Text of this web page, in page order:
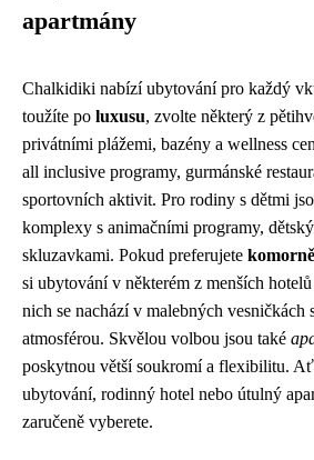
apartmány
Chalkidiki nabízí ubytování pro každý
toužíte po luxusu, zvolte některý z
privátními plážemi, bazény a wellness
all inclusive programy, gurmánské
sportovních aktivit. Pro rodiny s dětmi
komplexy s animačními programy,
skluzavkami. Pokud preferujete
si ubytování v některém z menších
nich se nachází v malebných vesničkách
atmosférou. Skvělou volbou jsou také
poskytnou větší soukromí a flexibilitu.
ubytování, rodinný hotel nebo útulný
zaručeně vyberete.